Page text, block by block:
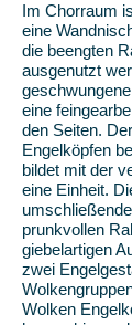
Im Chorraum
eine
die beengten
ausgenutzt
eine
den Seiten.
Engelköpfen
bildet mit der
eine Einheit.
prunkvollen
giebelartigen
zwei
Wolken